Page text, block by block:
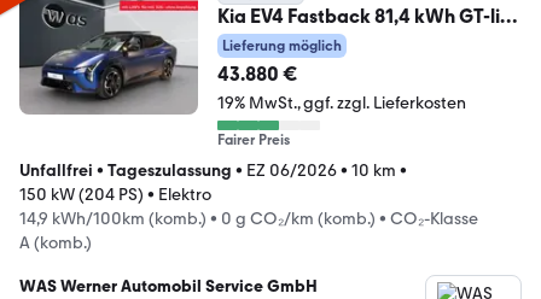
Kia EV4 Fastback 81,4 kWh GT-line
Drive GD Connect
Lieferung möglich
43.880 €
19% MwSt. ggf. zzgl. Lieferkosten
Fairer Preis
Unfallfrei • Tageszulassung • EZ 06/2026• 10 km •
150 kW (204 PS) • Elektro
14,9 kWh/100km (komb.) • 0 g CO₂/km (komb.) • CO₂-Klasse
A (komb.)
WAS Werner Automobil Service GmbH